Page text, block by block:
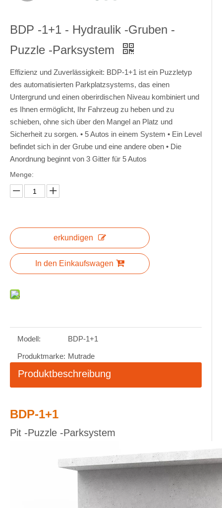
BDP -1+1 - Hydraulik -Gruben -
Puzzle -Parksystem
Effizienz und Zuverlässigkeit: BDP-1+1 ist ein Puzzletyp
des automatisierten Parkplatzsystems, das einen
Untergrund und einen oberirdischen Niveau kombiniert und
es Ihnen ermöglicht, Ihr Fahrzeug zu heben und zu
schieben, ohne sich über den Mangel an Platz und
Sicherheit zu sorgen. • 5 Autos in einem System • Ein Level
befindet sich in der Grube und eine andere oben • Die
Anordnung beginnt von 3 Gitter für 5 Autos
Menge:
erkundigen
In den Einkaufswagen
Modell: BDP-1+1
Produktmarke: Mutrade
Produktbeschreibung
BDP-1+1
Pit -Puzzle -Parksystem